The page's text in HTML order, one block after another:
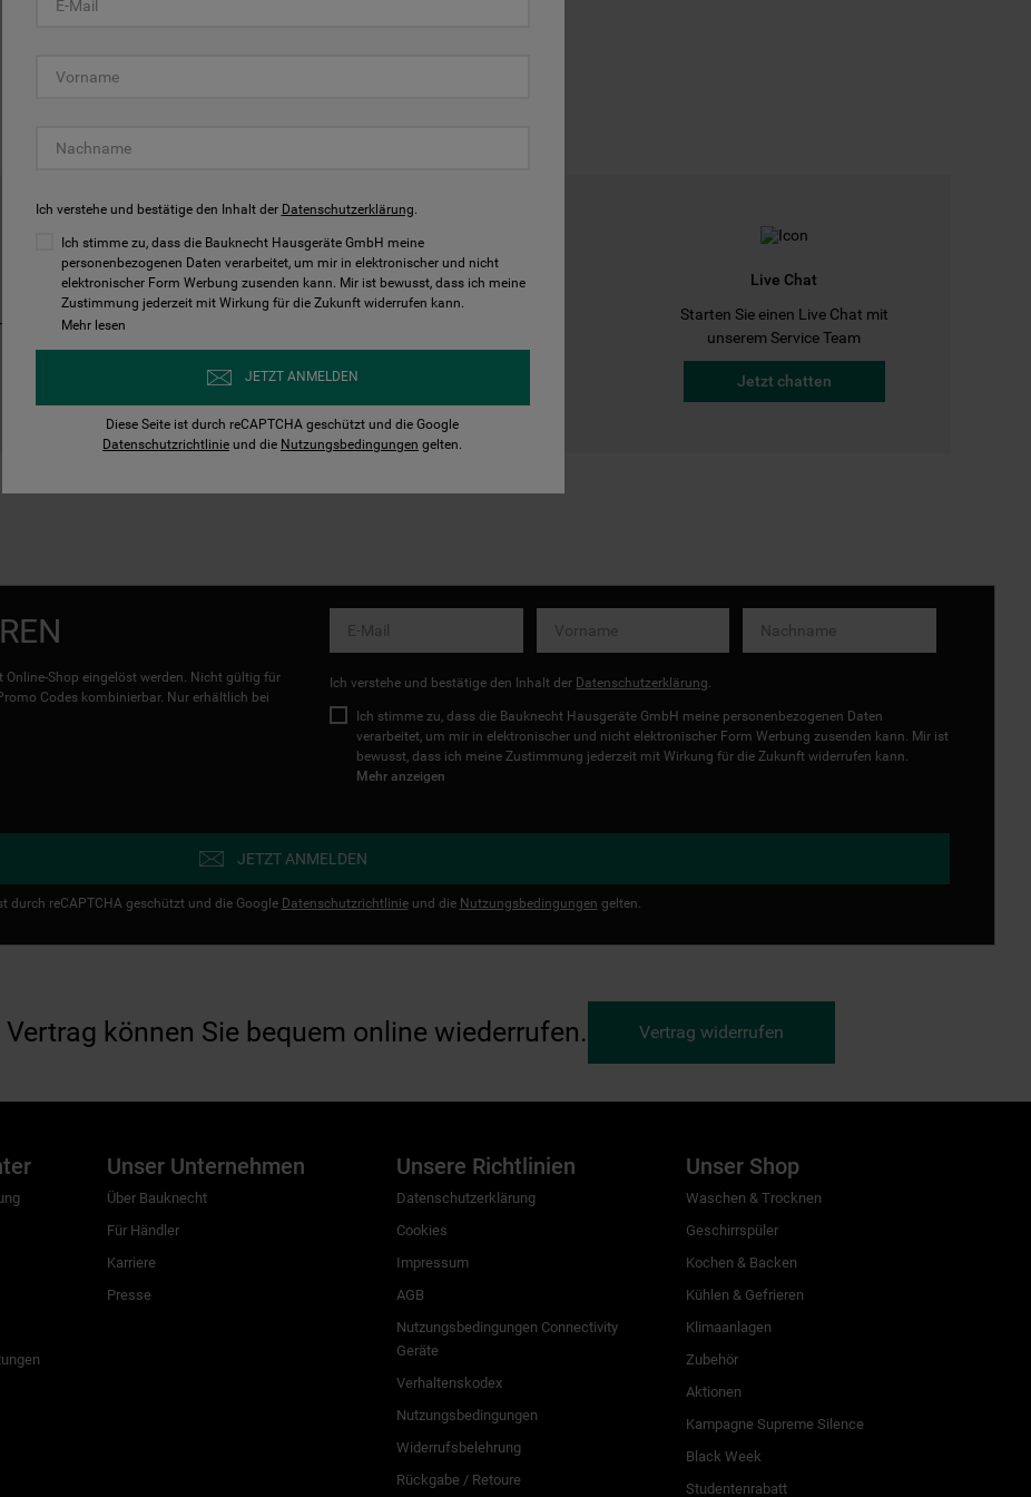
Bedienungsanleitungen
finden und herunterladen
Kontakt
Live Chat
Starten Sie einen Live Chat mit
unserem Service Team
Jetzt chatten
Shop eingelöst werden. Nicht gültig für
Codes kombinierbar. Nur erhältlich bei
Ich verstehe und bestätige den Inhalt der Datenschutzerklärung
Ich stimme zu, dass die Bauknecht Hausgeräte GmbH meine personenbezogenen Daten
verarbeitet, um mir in elektronischer und nicht elektronischer Form Werbung zusenden kann. Mir ist
bewusst, dass ich meine Zustimmung jederzeit mit Wirkung für die Zukunft widerrufen kann.
Mehr anzeigen
JETZT ANMELDEN
durch reCAPTCHA geschützt und die Google Datenschutzrichtlinieund die Nutzungsbedingungen gelten.
können Sie bequem online wiederrufen. Vertrag widerrufen
Unser Unternehmen
Über Bauknecht
Für Händler
Karriere
Presse
Unsere Richtlinien
Datenschutzerklärung
Cookies
Impressum
AGB
Nutzungsbedingungen Connectivity
Geräte
Verhaltenskodex
Nutzungsbedingungen
Widerrufsbelehrung
Rückgabe / Retoure
Unser Shop
Waschen & Trocknen
Geschirrspüler
Kochen & Backen
Kühlen & Gefrieren
Klimaanlagen
Zubehör
Aktionen
Kampagne Supreme Silence
Black Week
Studentenrabatt
Ich verstehe und bestätige den Inhalt der Datenschutzerklärung.
Ich stimme zu, dass die Bauknecht Hausgeräte GmbH meine
personenbezogenen Daten verarbeitet, um mir in elektronischer und nicht
elektronischer Form Werbung zusenden kann. Mir ist bewusst, dass ich meine
Zustimmung jederzeit mit Wirkung für die Zukunft widerrufen kann.
Mehr lesen
JETZT ANMELDEN
Diese Seite ist durch reCAPTCHA geschützt und die Google
Datenschutzrichtlinie und die Nutzungsbedingungen gelten.